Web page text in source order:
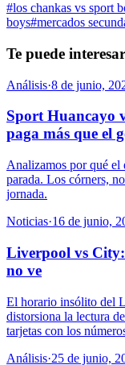
#los chankas vs sport
boys#mercados
Te puede interesar
Análisis·8 de junio,
Sport Huancayo
paga más que el
Analizamos por qué el
parada. Los córners,
jornada.
Noticias·16 de junio,
Liverpool vs City:
no ve
El horario insólito del
distorsiona la lectura
tarjetas con los
Análisis·25 de junio,